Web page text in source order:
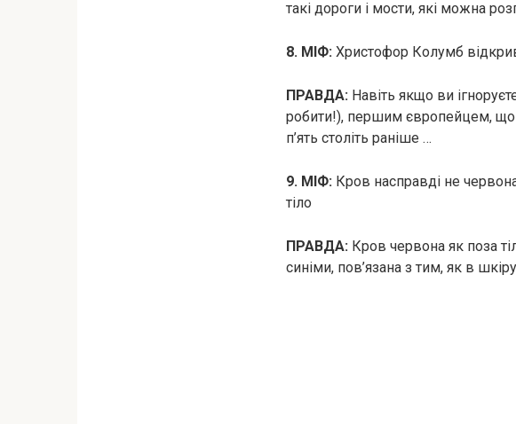
такі дороги і мости, які можна
8. МІФ: Христофор Колумб
ПРАВДА: Навіть якщо ви
робити!), першим європейцем, що
п’ять століть раніше …
9. МІФ: Крoв насправді не
тiло
ПРАВДА: Крoв червона як поза
синіми, пов’язана з тим, як в